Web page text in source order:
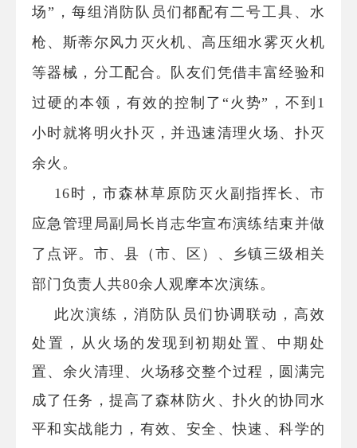
场” ，每组消防队员们都配有二号工具、水
枪、斯蒂尔风力灭火机、高压细水雾灭火机
等器械，分工配合。队友们凭借丰富经验和
过硬的本领，有效的控制了 “ 火势” ，不到 1
小时就将明火扑灭，并迅速清理火场、扑灭
余火。
16时，市森林草原防灭火副指挥长、市
应急管理局副局长肖志华宣布演练结束并做
了点评。市、县（市、区）、乡镇三级相关
部门负责人共80余人观摩本次演练。
此次演练，消防队员们协调联动，高效
处置，从火场的发现到初期处置、中期处
置、余火清理、火场移交整个过程，圆满完
成了任务，提高了森林防火、扑火的协同水
平和实战能力，有效、安全、快速、科学的